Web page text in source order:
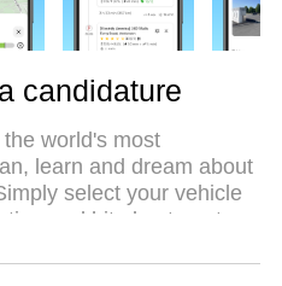
candidature
world's most
learn and dream about
select your vehicle
and hit plan to get a
stops and trip